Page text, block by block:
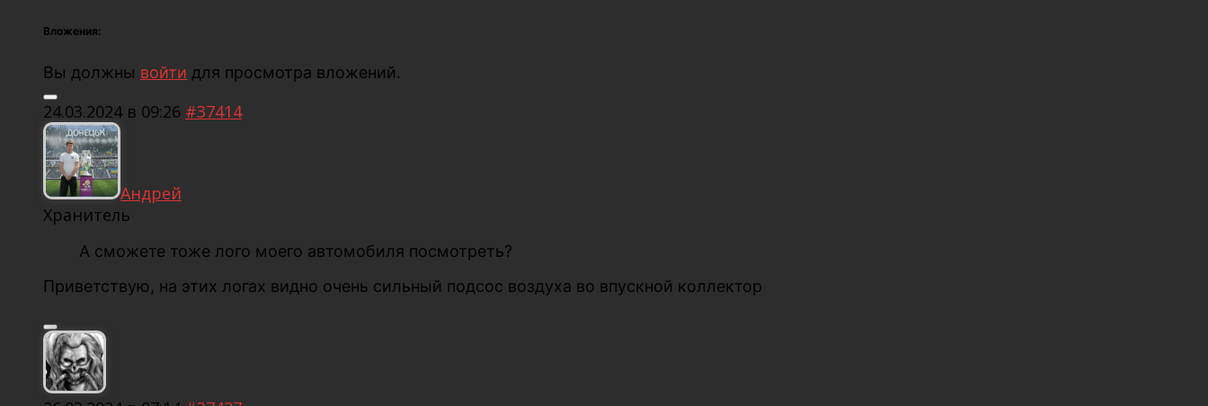
Вложения:
Вы должны войти для просмотра вложений.
24.03.2024 в 09:26 #37414
Андрей
Хранитель
А сможете тоже лого моего автомобиля посмотреть?
Приветствую, на этих логах видно очень сильный подсос воздуха во впускной коллектор